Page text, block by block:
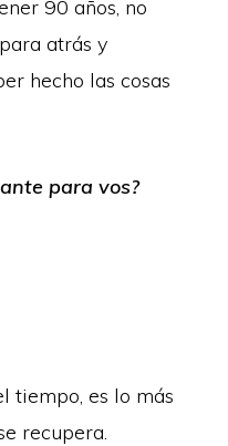
90 años, no
atrás y
hecho las cosas
para vos?
tiempo, es lo más
recupera.